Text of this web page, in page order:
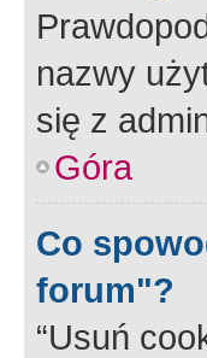
nazwy
się z
Góra
Co
forum"?
“Usuń